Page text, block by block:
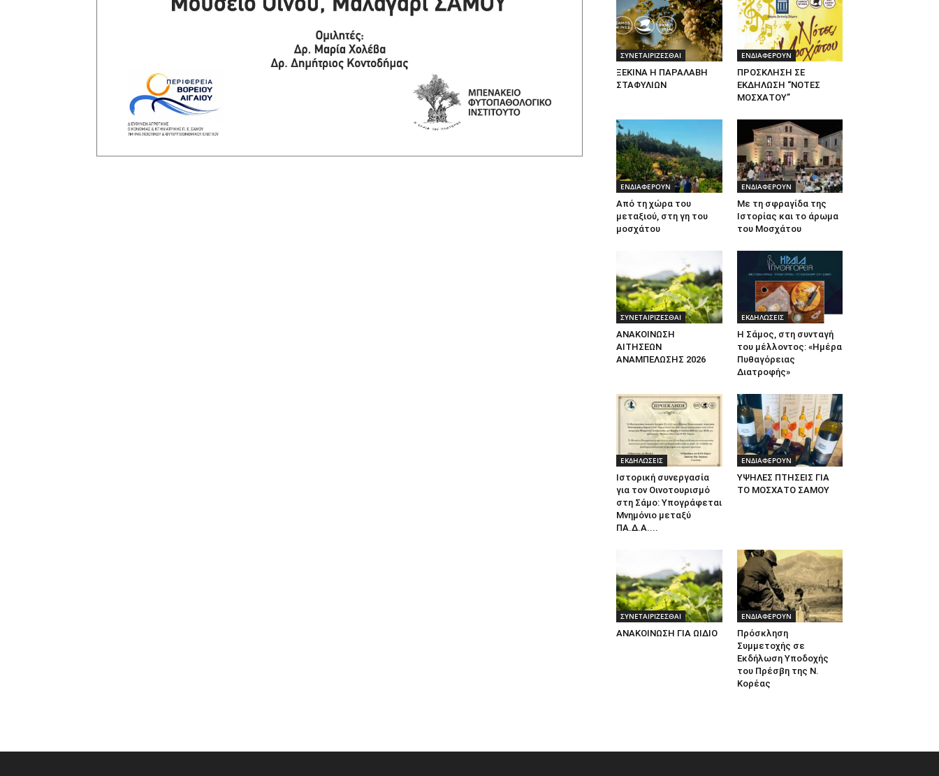
ΣΥΝΕΤΑΙΡΙΖΕΣΘΑΙ
ΞΕΚΙΝΑ Η ΠΑΡΑΛΑΒΗ
ΣΤΑΦΥΛΙΩΝ
ΕΝΔΙΑΦΕΡΟΥΝ
ΠΡΟΣΚΛΗΣΗ ΣΕ
ΕΚΔΗΛΩΣΗ “ΝΟΤΕΣ
ΜΟΣΧΑΤΟΥ”
ΕΝΔΙΑΦΕΡΟΥΝ
Από τη χώρα του
μεταξιού, στη γη του
μοσχάτου
ΕΝΔΙΑΦΕΡΟΥΝ
Με τη σφραγίδα της
Ιστορίας και το άρωμα
του Μοσχάτου
ΣΥΝΕΤΑΙΡΙΖΕΣΘΑΙ
ΑΝΑΚΟΙΝΩΣΗ
ΑΙΤΗΣΕΩΝ
ΑΝΑΜΠΕΛΩΣΗΣ 2026
ΕΚΔΗΛΩΣΕΙΣ
Η Σάμος, στη συνταγή
του μέλλοντος: «Ημέρα
Πυθαγόρειας
Διατροφής»
ΕΚΔΗΛΩΣΕΙΣ
Ιστορική συνεργασία
για τον Οινοτουρισμό
στη Σάμο: Υπογράφεται
Μνημόνιο μεταξύ
ΠΑ.Δ.Α....
ΕΝΔΙΑΦΕΡΟΥΝ
ΥΨΗΛΕΣ ΠΤΗΣΕΙΣ ΓΙΑ
ΤΟ ΜΟΣΧΑΤΟ ΣΑΜΟΥ
ΣΥΝΕΤΑΙΡΙΖΕΣΘΑΙ
ΑΝΑΚΟΙΝΩΣΗ ΓΙΑ ΩΙΔΙΟ
ΕΝΔΙΑΦΕΡΟΥΝ
Πρόσκληση
Συμμετοχής σε
Εκδήλωση Υποδοχής
του Πρέσβη της Ν.
Κορέας